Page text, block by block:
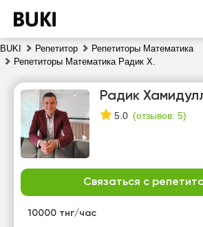
BUKI Репетитор
Репетиторы Математика
Репетиторы Математика Радик Х.
Радик
5.0 (отзывов: 5)
Связаться с
10000 тнг/час
вс
пн